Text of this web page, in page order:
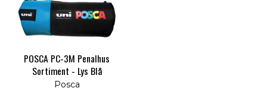
POSCA PC-3M Penalhus
Sortiment - Lys Blå
Posca